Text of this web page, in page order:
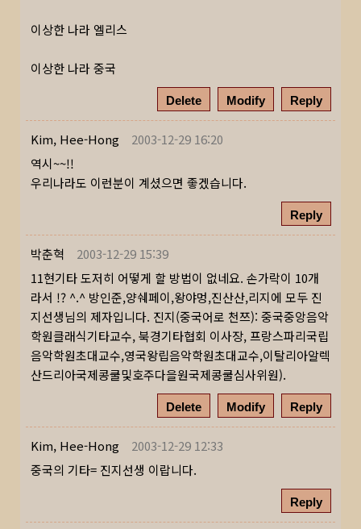
이상한 나라 엘리스
이상한 나라 중국
Delete Modify Reply
Kim, Hee-Hong
2003-12-29 16:20
역시~~!!
우리나라도 이런분이 계셨으면 좋겠습니다.
Reply
박춘혁
2003-12-29 15:39
11현기타 도저히 어떻게 할 방법이 없네요. 손가락이 10개
라서 !? ^.^ 방인준,양쉐페이,왕야멍,진산산,리지에 모두 진
지선생님의 제자입니다. 진지(중국어로 천쯔): 중국중앙음악
학원클래식기타교수, 북경기타협회 이사장, 프랑스파리국립
음악학원초대교수,영국왕립음악학원초대교수,이탈리아알렉
산드리아국제콩쿨및호주다을원국제콩쿨심사위원).
Delete Modify Reply
Kim, Hee-Hong
2003-12-29 12:33
중국의 기타= 진지선생 이랍니다.
Reply